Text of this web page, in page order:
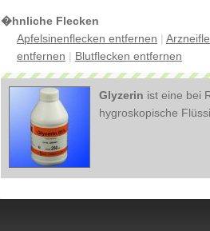
�hnliche Flecken
Apfelsinenflecken entfernen |
entfernen | Blutflecken entfernen
Glyzerin ist eine bei
hygroskopische